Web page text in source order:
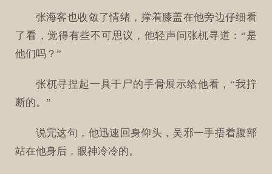
张海客也收敛了情绪，撑着膝盖在他旁边仔细看
了看，觉得有些不可思议，他轻声问张杌寻道：“是
他们吗？”
张杌寻捏起一具干尸的手骨展示给他看，“我拧
断的。”
说完这句，他迅速回身仰头，吴邪一手捂着腹部
站在他身后，眼神冷冷的。